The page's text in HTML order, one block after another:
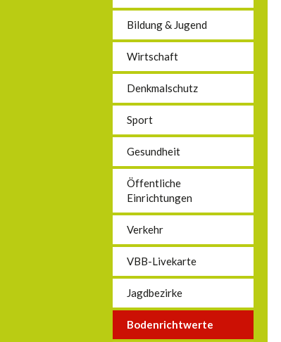
Bildung & Jugend
Wirtschaft
Denkmalschutz
Sport
Gesundheit
Öffentliche
Einrichtungen
Verkehr
VBB-Livekarte
Jagdbezirke
Bodenrichtwerte